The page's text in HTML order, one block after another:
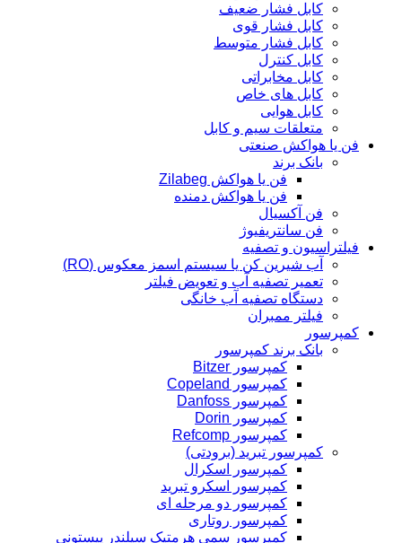
کابل فشار ضعیف
کابل فشار قوی
کابل فشار متوسط
کابل کنترل
کابل مخابراتی
کابل های خاص
کابل هوایی
متعلقات سیم و کابل
فن یا هواکش صنعتی
بانک برند
فن یا هواکش Zilabeg
فن یا هواکش دمنده
فن آکسیال
فن سانتریفیوژ
فیلتراسیون و تصفیه
آب شیرین کن یا سیستم اسمز معکوس (RO)
تعمیر تصفیه آب و تعویض فیلتر
دستگاه تصفیه آب خانگی
فیلتر ممبران
کمپرسور
بانک برند کمپرسور
کمپرسور Bitzer
کمپرسور Copeland
کمپرسور Danfoss
کمپرسور Dorin
کمپرسور Refcomp
کمپرسور تبرید (برودتی)
کمپرسور اسکرال
کمپرسور اسکرو تبرید
کمپرسور دو مرحله ای
کمپرسور روتاری
کمپرسور سمی هرمتیک سیلندر پیستونی